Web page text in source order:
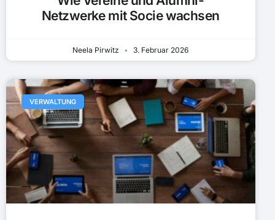
Netzwerke mit Socie wachsen
Neela Pirwitz 3. Februar 2026
VERWALTUNG